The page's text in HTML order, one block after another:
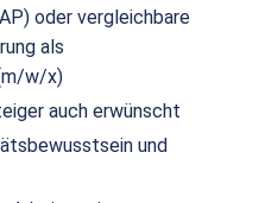
oder vergleichbare
als
w/x)
auch erwünscht
und